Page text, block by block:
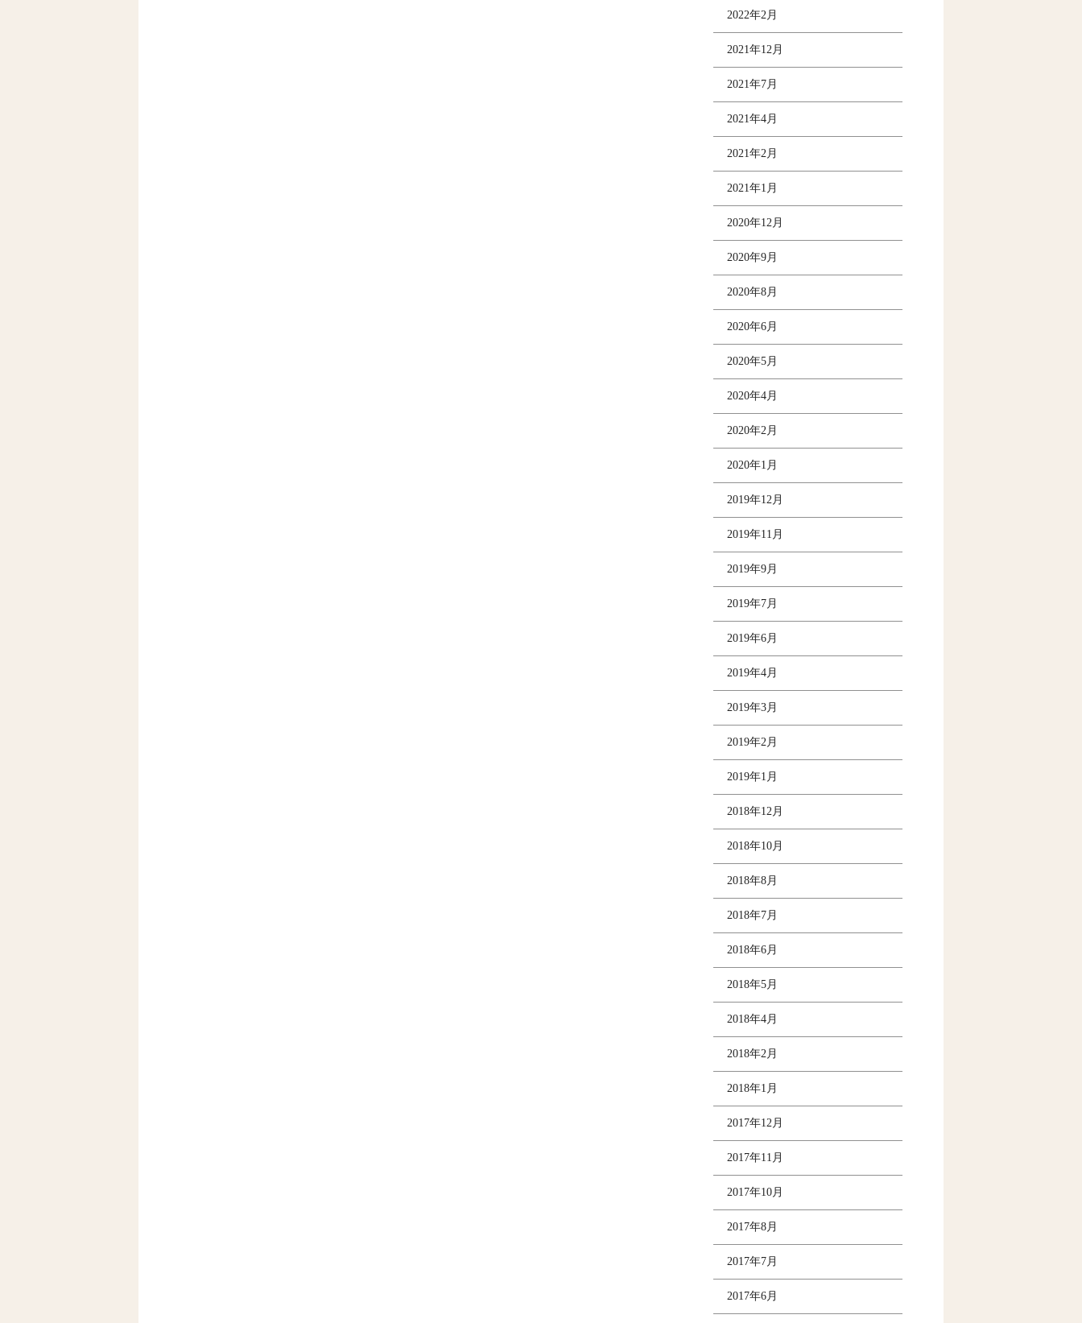
2022年2月
2021年12月
2021年7月
2021年4月
2021年2月
2021年1月
2020年12月
2020年9月
2020年8月
2020年6月
2020年5月
2020年4月
2020年2月
2020年1月
2019年12月
2019年11月
2019年9月
2019年7月
2019年6月
2019年4月
2019年3月
2019年2月
2019年1月
2018年12月
2018年10月
2018年8月
2018年7月
2018年6月
2018年5月
2018年4月
2018年2月
2018年1月
2017年12月
2017年11月
2017年10月
2017年8月
2017年7月
2017年6月